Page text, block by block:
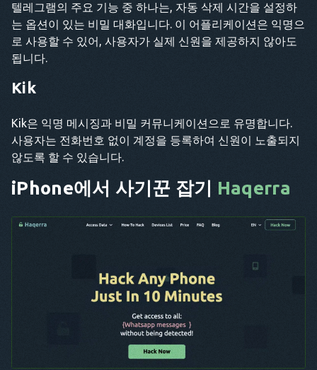
텔레그램의 주요 기능 중 하나는, 자동 삭제 시간을 설정하
는 옵션이 있는 비밀 대화입니다. 이 어플리케이션은 익명으
로 사용할 수 있어, 사용자가 실제 신원을 제공하지 않아도
됩니다.
Kik
Kik은 익명 메시징과 비밀 커뮤니케이션으로 유명합니다.
사용자는 전화번호 없이 계정을 등록하여 신원이 노출되지
않도록 할 수 있습니다.
iPhone에서 사기꾼 잡기 Haqerra